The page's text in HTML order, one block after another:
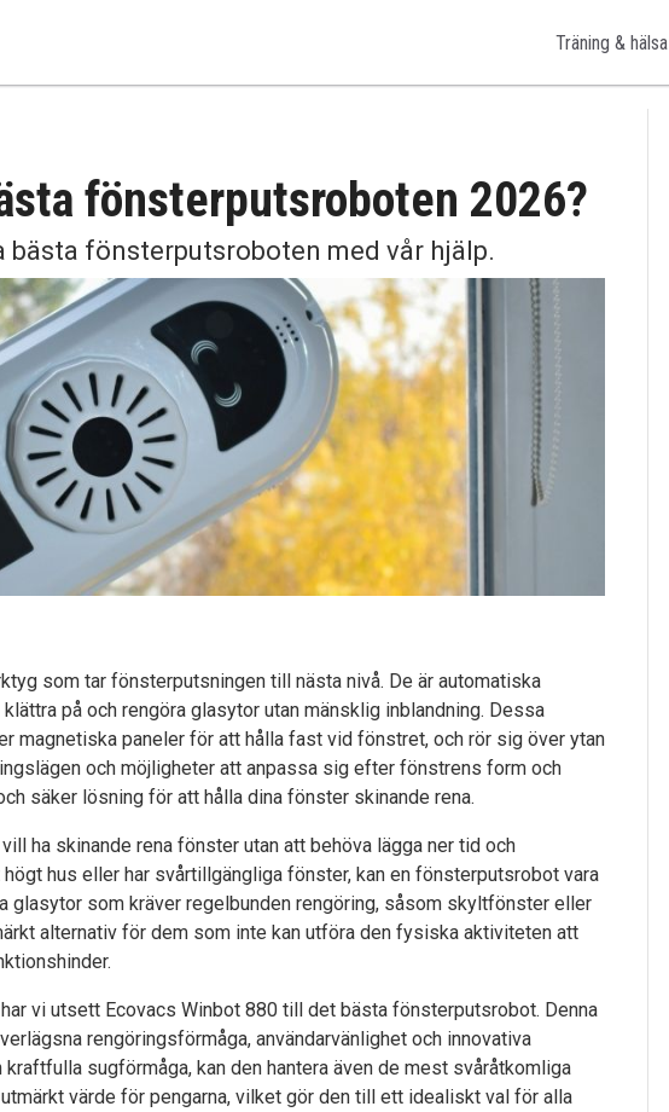
fönsterputsroboten 2026?
fönsterputsroboten med vår hjälp.
som tar fönsterputsningen till nästa nivå. De är automatiska
på och rengöra glasytor utan mänsklig inblandning. Dessa
magnetiska paneler för att hålla fast vid fönstret, och rör sig över ytan
och möjligheter att anpassa sig efter fönstrens form och
säker lösning för att hålla dina fönster skinande rena.
ha skinande rena fönster utan att behöva lägga ner tid och
hus eller har svårtillgängliga fönster, kan en fönsterputsrobot vara
glasytor som kräver regelbunden rengöring, såsom skyltfönster eller
alternativ för dem som inte kan utföra den fysiska aktiviteten att
vi utsett Ecovacs Winbot 880 till det bästa fönsterputsrobot. Denna
rengöringsförmåga, användarvänlighet och innovativa
sugförmåga, kan den hantera även de mest svåråtkomliga
värde för pengarna, vilket gör den till ett idealiskt val för alla
Träning & hälsa